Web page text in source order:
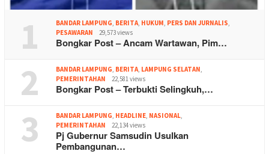
1 BANDAR LAMPUNG, BERITA, HUKUM, PERS DAN JURNALIS,
PESAWARAN
29,573 views
Bongkar Post – Ancam Wartawan, Pim…
2 BANDAR LAMPUNG, BERITA, LAMPUNG SELATAN,
PEMERINTAHAN
22,581 views
Bongkar Post – Terbukti Selingkuh,…
3 BANDAR LAMPUNG, HEADLINE, NASIONAL,
PEMERINTAHAN
22,134 views
Pj Gubernur Samsudin Usulkan
Pembangunan…